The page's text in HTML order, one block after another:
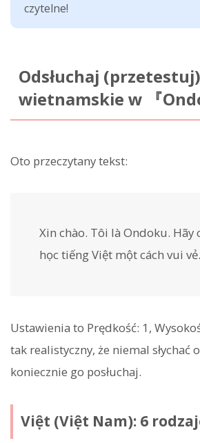
czytelne!
Odsłuchaj
wietnamskie w 『
Oto przeczytany tekst:
Xin chào. Tôi là Ondoku. Hãy
học tiếng Việt một cách vui vẻ.
Ustawienia to Prędkość: 1,
tak realistyczny, że niemal słychać
koniecznie go posłuchaj.
Việt (Việt Nam): 6